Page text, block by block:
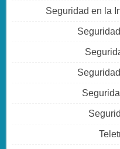
Seguridad en la